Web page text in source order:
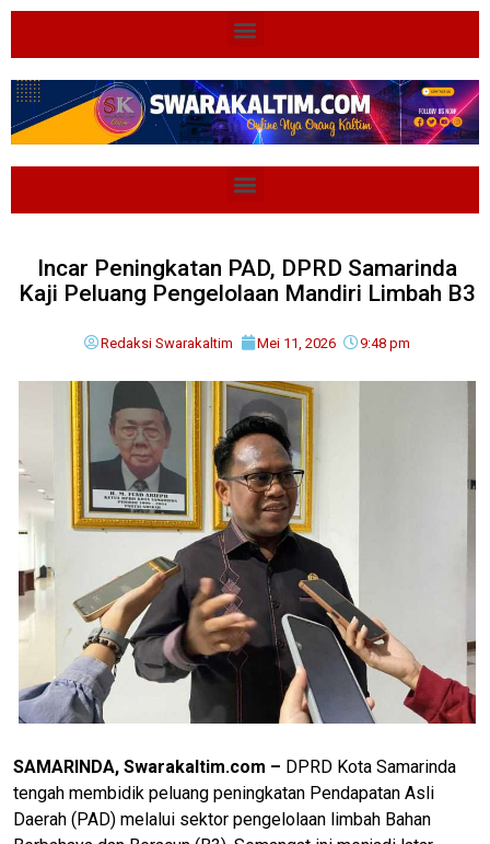
Incar Peningkatan PAD, DPRD Samarinda
Kaji Peluang Pengelolaan Mandiri Limbah B3
Redaksi Swarakaltim Mei 11, 2026 9:48 pm
SAMARINDA, Swarakaltim.com – DPRD Kota Samarinda
tengah membidik peluang peningkatan Pendapatan Asli
Daerah (PAD) melalui sektor pengelolaan limbah Bahan